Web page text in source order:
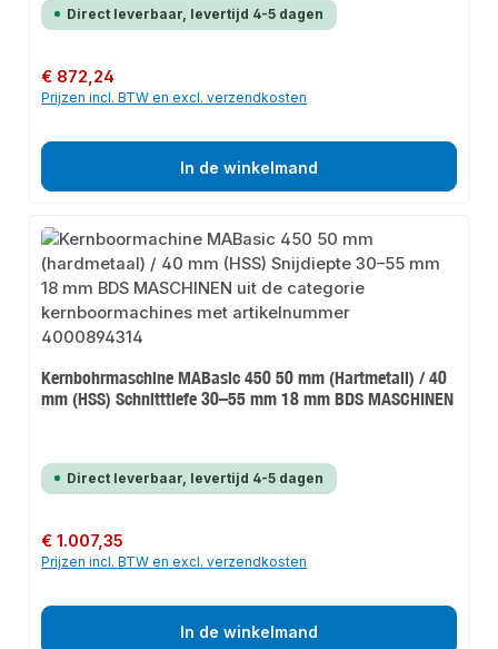
Direct leverbaar, levertijd 4-5 dagen
Normale prijs:
€ 872,24
Prijzen incl. BTW en excl. verzendkosten
In de winkelmand
Kernbohrmaschine MABasic 450 50 mm (Hartmetall) / 40
mm (HSS) Schnitttiefe 30–55 mm 18 mm BDS MASCHINEN
Direct leverbaar, levertijd 4-5 dagen
Normale prijs:
€ 1.007,35
Prijzen incl. BTW en excl. verzendkosten
In de winkelmand